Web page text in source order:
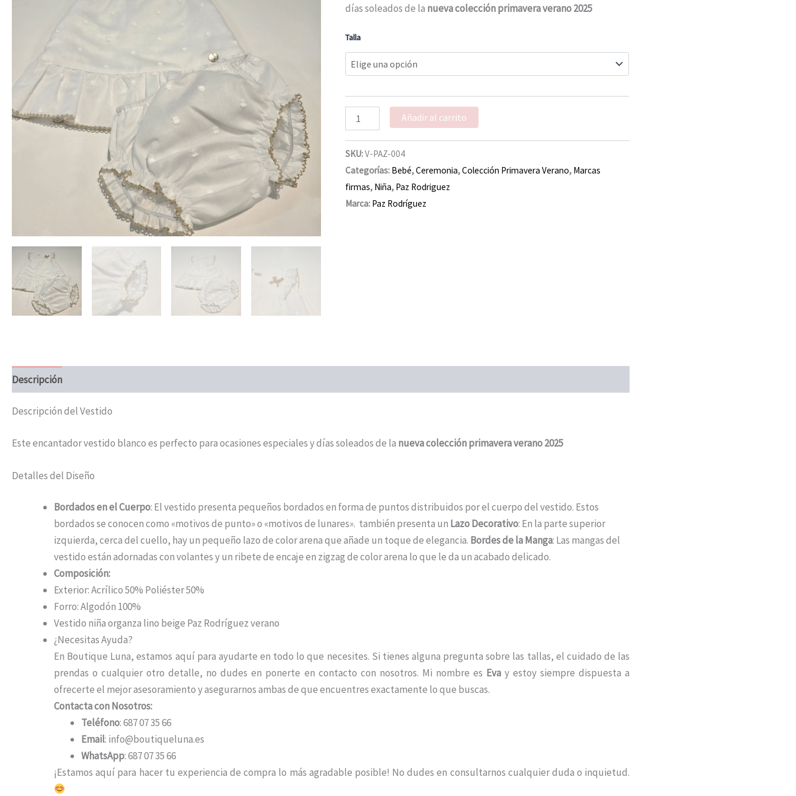
días soleados de la nueva colección primavera verano 2025
Talla
Rodríguez
verano
Añadir al carrito
SKU:V-PAZ-004
Categorías: Bebé,Ceremonia,Colección Primavera Verano, Marcas
firmas, Niña, Paz Rodriguez
Marca: Paz Rodríguez
Descripción
Descripción del Vestido
Este encantador vestido blanco es perfecto para ocasiones especiales y días soleados de la nueva colección primavera verano 2025
Detalles del Diseño
Bordados en el Cuerpo: El vestido presenta pequeños bordados en forma de puntos distribuidos por el cuerpo del vestido. Estos
bordados se conocen como «motivos de punto» o «motivos de lunares». también presenta un Lazo Decorativo: En la parte superior
izquierda, cerca del cuello, hay un pequeño lazo de color arena que añade un toque de elegancia. Bordes de la Manga: Las mangas del
vestido están adornadas con volantes y un ribete de encaje en zigzag de color arena lo que le da un acabado delicado.
Composición:
Exterior: Acrílico 50% Poliéster 50%
Forro: Algodón 100%
Vestido niña organza lino beige Paz Rodríguez verano
¿Necesitas Ayuda?
En Boutique Luna, estamos aquí para ayudarte en todo lo que necesites. Si tienes alguna pregunta sobre las tallas, el cuidado de las
prendas o cualquier otro detalle, no dudes en ponerte en contacto con nosotros. Mi nombre es Evay estoy siempre dispuesta a
ofrecerte el mejor asesoramiento y asegurarnos ambas de que encuentres exactamente lo que buscas.
Contacta con Nosotros:
Teléfono: 687 07 35 66
Email: info@boutiqueluna.es
WhatsApp: 687 07 35 66
¡Estamos aquí para hacer tu experiencia de compra lo más agradable posible! No dudes en consultarnos cualquier duda o inquietud.